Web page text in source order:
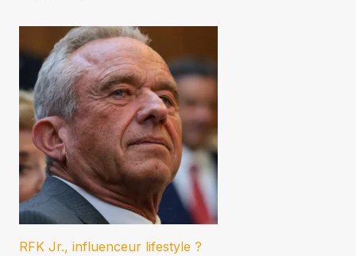
RFK Jr., influenceur lifestyle ?